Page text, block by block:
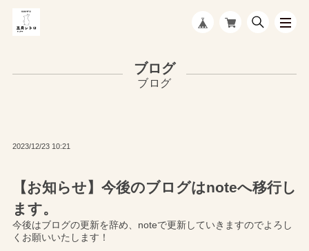
ブログ
【お知らせ】今後のブログはnoteへ移行し
ます。
2023/12/23 10:21
今後はブログの更新を辞め、noteで更新していきますのでよろし
くお願いいたします！